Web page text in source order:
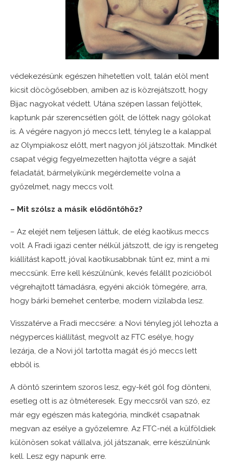
védekezésünk egészen hihetetlen volt, talán elöl ment
kicsit döcögősebben, amiben az is közrejátszott, hogy
Bijac nagyokat védett. Utána szépen lassan feljöttek,
kaptunk pár szerencsétlen gólt, de lőttek nagy gólokat
is. A végére nagyon jó meccs lett, tényleg le a kalappal
az Olympiakosz előtt, mert nagyon jól játszottak. Mindkét
csapat végig fegyelmezetten hajtotta végre a saját
feladatát, bármelyikünk megérdemelte volna a
győzelmet, nagy meccs volt.
– Mit szólsz a másik elődöntőhöz?
– Az elejét nem teljesen láttuk, de elég kaotikus meccs
volt. A Fradi igazi center nélkül játszott, de így is rengeteg
kiállítást kapott, jóval kaotikusabbnak tűnt ez, mint a mi
meccsünk. Erre kell készülnünk, kevés felállt pozícióból
végrehajtott támadásra, egyéni akciók tömegére, arra,
hogy bárki bemehet centerbe, modern vízilabda lesz.
Visszatérve a Fradi meccsére: a Novi tényleg jól lehozta a
négyperces kiállítást, megvolt az FTC esélye, hogy
lezárja, de a Novi jól tartotta magát és jó meccs lett
ebből is.
A döntő szerintem szoros lesz, egy-két gól fog dönteni,
esetleg ott is az ötméteresek. Egy meccsről van szó, ez
már egy egészen más kategória, mindkét csapatnak
megvan az esélye a győzelemre. Az FTC-nél a külföldiek
különösen sokat vállalva, jól játszanak, erre készülnünk
kell. Lesz egy napunk erre.